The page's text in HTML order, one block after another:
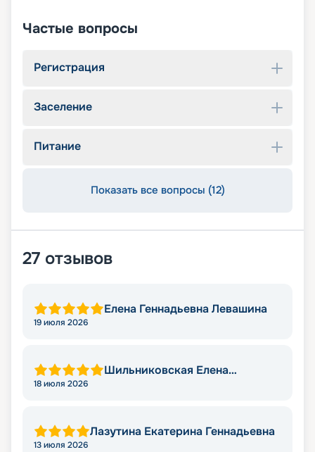
Частые вопросы
Регистрация
Заселение
Питание
Показать все вопросы (12)
27 отзывов
Елена Геннадьевна Левашина
19 июля 2026
Шильниковская Елена
18 июля 2026
Лазутина Екатерина Геннадьевна
13 июля 2026